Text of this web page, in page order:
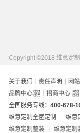
Copyright ©2018 维意定
关于我们 | 责任声明 | 网
品牌中心
| 招商中心
全国服务专线： 400-678-
维意定制全屋定制
| 维意
维意定制整装
| 维意定制